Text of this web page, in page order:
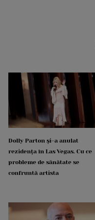
Dolly Parton și-a anulat
rezidența în Las Vegas. Cu ce
probleme de sănătate se
confruntă artista